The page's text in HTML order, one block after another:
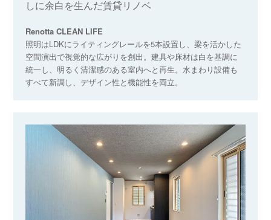
しに余白を生んだ賃貸リノベ
Renotta CLEAN LIFE
照明はLDKにライティングレールを5本設置し、梁を活かした
空間演出で視覚的な広がりを創出。建具や床材は白を基調に
統一し、明るく清潔感のある室内へと再生。水まわり設備も
すべて新調し、デザイン性と機能性を両立。